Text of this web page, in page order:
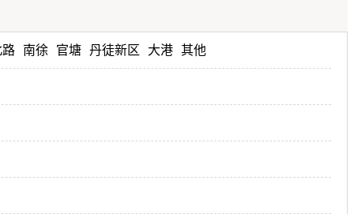
路 南徐 官塘 丹徒新区 大港 其他